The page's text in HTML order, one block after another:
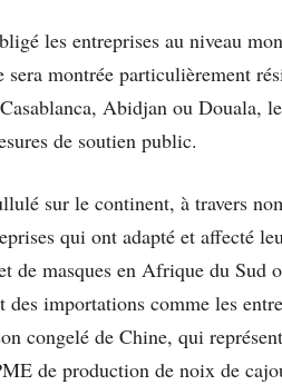
les entreprises au niveau
sera montrée particulièrement
Abidjan ou Douala,
de soutien public.
sur le continent, à travers
qui ont adapté et affecté
de masques en Afrique du
importations comme les
congelé de Chine, qui
de production de noix de